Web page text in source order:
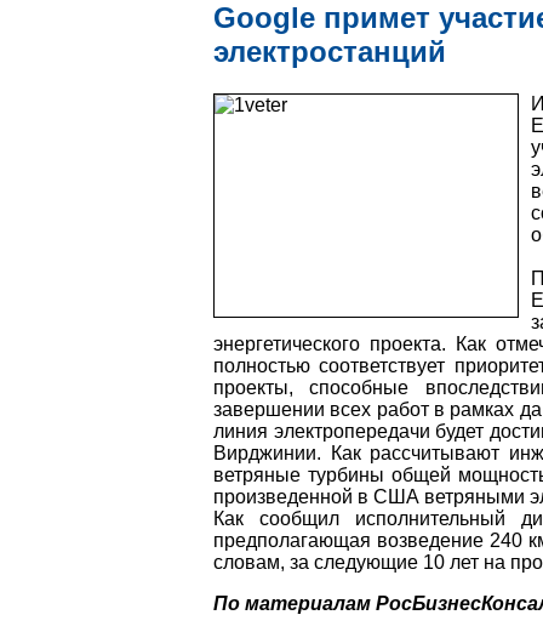
Google примет
электростанций
энергетического проекта. Как
полностью соответствует
проекты, способные
завершении всех работ в рамках
линия электропередачи будет
Вирджинии. Как рассчитывают
ветряные турбины общей
произведенной в США ветряными
Как сообщил исполнительный
предполагающая возведение 240
словам, за следующие 10 лет на
По материалам